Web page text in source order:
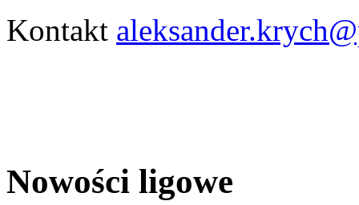
Kontakt
Nowości ligowe